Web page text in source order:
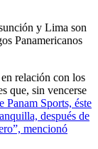
y Lima son
Panamericanos
relación con los
que, sin vencerse
Sports, éste
después de
mencionó